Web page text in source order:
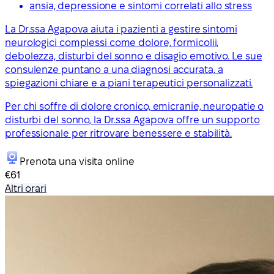
ansia, depressione e sintomi correlati allo stress
La Dr.ssa Agapova aiuta i pazienti a gestire sintomi
neurologici complessi come dolore, formicolii,
debolezza, disturbi del sonno e disagio emotivo. Le sue
consulenze puntano a una diagnosi accurata, a
spiegazioni chiare e a piani terapeutici personalizzati.
Per chi soffre di dolore cronico, emicranie, neuropatie o
disturbi del sonno, la Dr.ssa Agapova offre un supporto
professionale per ritrovare benessere e stabilità.
Prenota una visita online
€61
Altri orari